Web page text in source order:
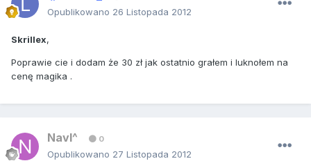
Opublikowano 26 Listopada 2012
Skrillex,
Poprawie cie i dodam że 30 zł jak ostatnio grałem i luknołem na
cenę magika .
NavI^ 0
Opublikowano 27 Listopada 2012